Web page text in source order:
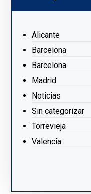
Alicante
Barcelona
Barcelona
Madrid
Noticias
Sin categorizar
Torrevieja
Valencia